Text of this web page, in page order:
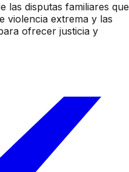
las disputas familiares que
violencia extrema y las
ofrecer justicia y